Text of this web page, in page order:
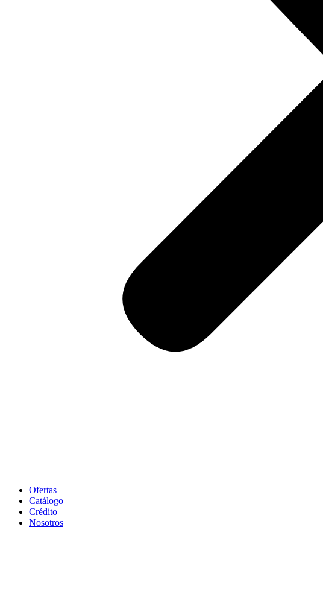
Ofertas
Catálogo
Crédito
Nosotros